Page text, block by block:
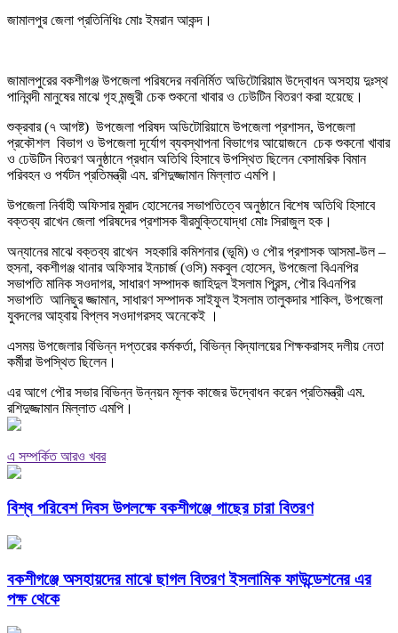
জামালপুর জেলা প্রতিনিধিঃ মোঃ ইমরান আকন্দ।
জামালপুরের বকশীগঞ্জ উপজেলা পরিষদের নবনির্মিত অডিটোরিয়াম উদ্বোধন অসহায় দুঃস্থ
পানিবন্দী মানুষের মাঝে গৃহ মন্জুরী চেক শুকনো খাবার ও ঢেউটিন বিতরণ করা হয়েছে।
শুক্রবার (৭ আগষ্ট) উপজেলা পরিষদ অডিটোরিয়ামে উপজেলা প্রশাসন, উপজেলা
প্রকৌশল বিভাগ ও উপজেলা দূর্যোগ ব্যবস্থাপনা বিভাগের আয়োজনে চেক শুকনো খাবার
ও ঢেউটিন বিতরণ অনুষ্ঠানে প্রধান অতিথি হিসাবে উপস্থিত ছিলেন বেসামরিক বিমান
পরিবহন ও পর্যটন প্রতিমন্ত্রী এম. রশিদুজ্জামান মিল্লাত এমপি।
উপজেলা নির্বাহী অফিসার মুরাদ হোসেনের সভাপতিত্বে অনুষ্ঠানে বিশেষ অতিথি হিসাবে
বক্তব্য রাখেন জেলা পরিষদের প্রশাসক বীরমুক্তিযোদ্ধা মোঃ সিরাজুল হক।
অন্যানের মাঝে বক্তব্য রাখেন সহকারি কমিশনার (ভূমি) ও পৌর প্রশাসক আসমা-উল –
হুসনা, বকশীগঞ্জ থানার অফিসার ইনচার্জ (ওসি) মকবুল হোসেন, উপজেলা বিএনপির
সভাপতি মানিক সওদাগর, সাধারণ সম্পাদক জাহিদুল ইসলাম প্রিন্স, পৌর বিএনপির
সভাপতি আনিছুর জ্জামান, সাধারণ সম্পাদক সাইফুল ইসলাম তালুকদার শাকিল, উপজেলা
যুবদলের আহ্বায় বিপ্লব সওদাগরসহ অনেকেই ।
এসময় উপজেলার বিভিন্ন দপ্তরের কর্মকর্তা, বিভিন্ন বিদ্যালয়ের শিক্ষকরাসহ দলীয় নেতা
কর্মীরা উপস্থিত ছিলেন।
এর আগে পৌর সভার বিভিন্ন উন্নয়ন মূলক কাজের উদ্বোধন করেন প্রতিমন্ত্রী এম.
রশিদুজ্জামান মিল্লাত এমপি।
এ সম্পর্কিত আরও খবর
বিশ্ব পরিবেশ দিবস উপলক্ষে বকশীগঞ্জে গাছের চারা বিতরণ
বকশীগঞ্জে অসহায়দের মাঝে ছাগল বিতরণ ইসলামিক ফাউন্ডেশনের এর
পক্ষ থেকে